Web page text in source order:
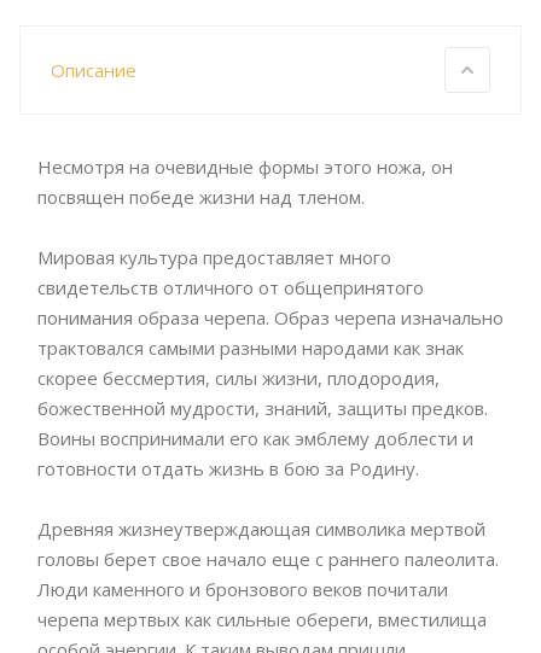
Описание
Несмотря на очевидные формы этого ножа, он
посвящен победе жизни над тленом.
Мировая культура предоставляет много
свидетельств отличного от общепринятого
понимания образа черепа. Образ черепа изначально
трактовался самыми разными народами как знак
скорее бессмертия, силы жизни, плодородия,
божественной мудрости, знаний, защиты предков.
Воины воспринимали его как эмблему доблести и
готовности отдать жизнь в бою за Родину.
Древняя жизнеутверждающая символика мертвой
головы берет свое начало еще с раннего палеолита.
Люди каменного и бронзового веков почитали
черепа мертвых как сильные обереги, вместилища